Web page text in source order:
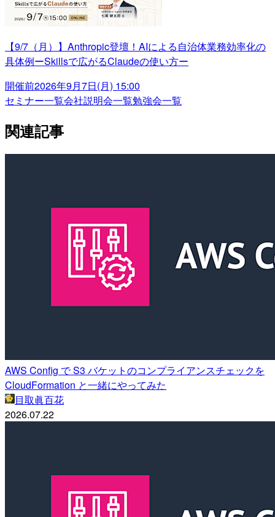
【9/7（月）】Anthropic登壇！AIによる自治体業務効率化の
具体例ーSkillsで広がるClaudeの使い方ー
開催前2026年9月7日(月) 15:00
セミナー一覧会社説明会一覧勉強会一覧
関連記事
AWS Config で S3 バケットのコンプライアンスチェックを
CloudFormation と一緒にやってみた
目取眞百花
2026.07.22